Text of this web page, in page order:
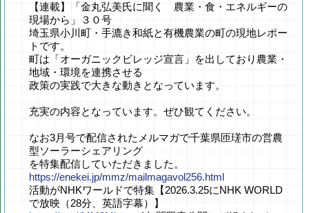
【連載】「金丸弘美氏に聞く 農業・食・エネルギーの
現場から」３０号
埼玉県小川町・手漉き和紙と有機農業の町の現地レポー
トです。
町は「オーガニックビレッジ宣言」を出しており農業・
地域・環境を連携させる
政策の実践で大きな動きとなっています。
充実の内容となっています。ぜひ観てください。
なお3月号で配信されたメルマガで千葉県匝瑳市の営農
型ソーラーシェアリング
を特集配信していただきました。
https://enekei.jp/mmz/mailmagavol256.html
活動がNHKワールドで特集【2026.3.25にNHK WORLD
で放映（28分、英語字幕）】